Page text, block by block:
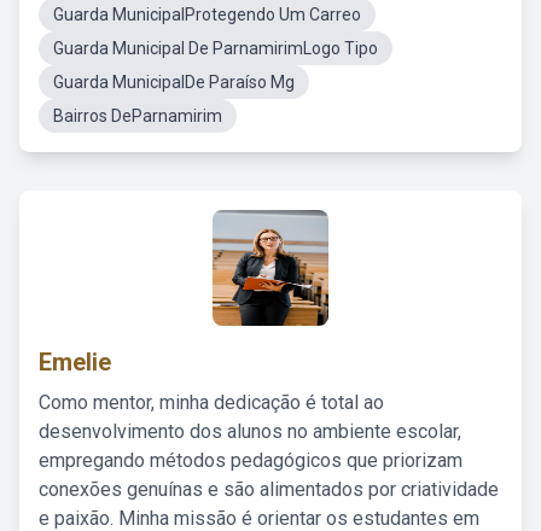
Guarda MunicipalProtegendo Um Carreo
Guarda Municipal De ParnamirimLogo Tipo
Guarda MunicipalDe Paraíso Mg
Bairros DeParnamirim
Emelie
Como mentor, minha dedicação é total ao
desenvolvimento dos alunos no ambiente escolar,
empregando métodos pedagógicos que priorizam
conexões genuínas e são alimentados por criatividade
e paixão. Minha missão é orientar os estudantes em